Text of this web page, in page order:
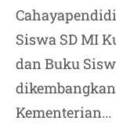
Siswa SD MI
dan Buku
Kementerian...